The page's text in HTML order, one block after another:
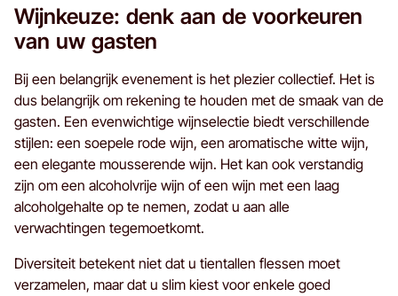
Wijnkeuze: denk aan de voorkeuren
van uw gasten
Bij een belangrijk evenement is het plezier collectief. Het is
dus belangrijk om rekening te houden met de smaak van de
gasten. Een evenwichtige wijnselectie biedt verschillende
stijlen: een soepele rode wijn, een aromatische witte wijn,
een elegante mousserende wijn. Het kan ook verstandig
zijn om een alcoholvrije wijn of een wijn met een laag
alcoholgehalte op te nemen, zodat u aan alle
verwachtingen tegemoetkomt.
Diversiteit betekent niet dat u tientallen flessen moet
verzamelen, maar dat u slim kiest voor enkele goed